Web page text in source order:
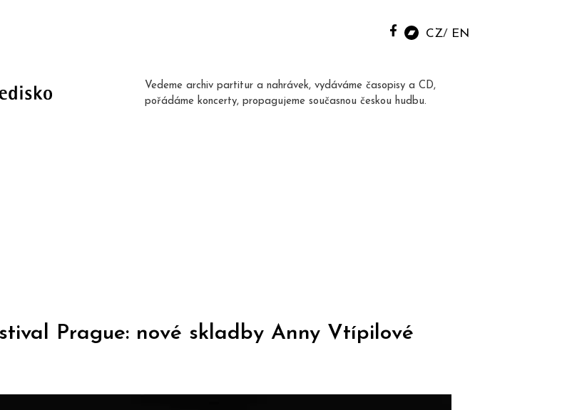
CZ EN
Vedeme archiv partitur a nahrávek, vydáváme časopisy a CD,
pořádáme koncerty, propagujeme současnou českou hudbu.
Prague: nové skladby Anny Vtípilové